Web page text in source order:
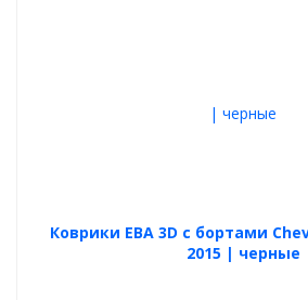
Коврики ЕВА 3D с бортами
2015 | черные